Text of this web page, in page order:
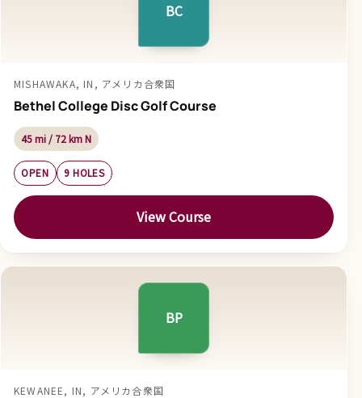
BC
MISHAWAKA, IN, アメリカ合衆国
Bethel College Disc Golf Course
45 mi / 72 km N
OPEN 9 HOLES
View Course
BP
KEWANEE, IN, アメリカ合衆国